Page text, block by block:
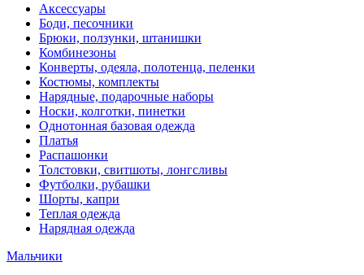
Аксессуары
Боди, песочники
Брюки, ползунки, штанишки
Комбинезоны
Конверты, одеяла, полотенца, пеленки
Костюмы, комплекты
Нарядные, подарочные наборы
Носки, колготки, пинетки
Однотонная базовая одежда
Платья
Распашонки
Толстовки, свитшоты, лонгсливы
Футболки, рубашки
Шорты, капри
Теплая одежда
Нарядная одежда
Мальчики